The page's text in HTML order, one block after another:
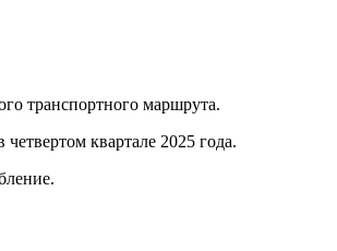
транспортного маршрута.
квартале 2025 года.